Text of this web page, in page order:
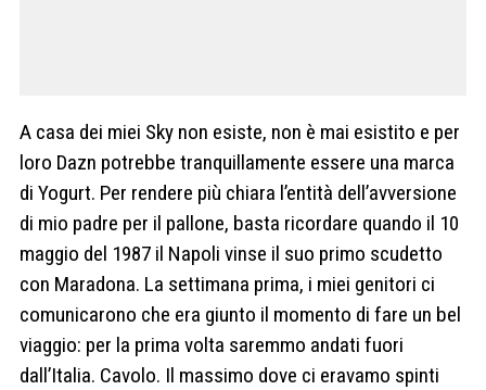
A casa dei miei Sky non esiste, non è mai esistito e per
loro Dazn potrebbe tranquillamente essere una marca
di Yogurt. Per rendere più chiara l’entità dell’avversione
di mio padre per il pallone, basta ricordare quando il 10
maggio del 1987 il Napoli vinse il suo primo scudetto
con Maradona. La settimana prima, i miei genitori ci
comunicarono che era giunto il momento di fare un bel
viaggio: per la prima volta saremmo andati fuori
dall’Italia. Cavolo. Il massimo dove ci eravamo spinti